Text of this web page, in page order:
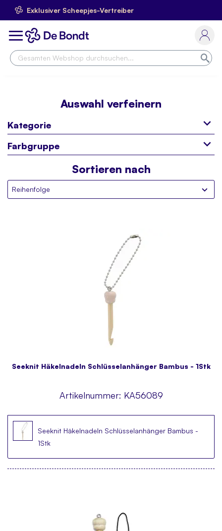
Exklusiver Scheepjes-Vertreiber
Skip
to
ContentToggle
Auswahl verfeinern
Kategorie
Farbgruppe
Sortieren nach
Seeknit Häkelnadeln Schlüsselanhänger Bambus - 1Stk
Artikelnummer: KA56089
Seeknit Häkelnadeln Schlüsselanhänger Bambus -
1Stk